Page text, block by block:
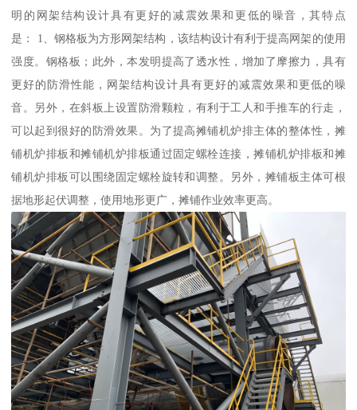
明的网架结构设计具有更好的减震效果和更低的噪音，其特点
是： 1、钢格板为方形网架结构，该结构设计有利于提高网架的使用
强度。钢格板；此外，本发明提高了透水性，增加了摩擦力，具有
更好的防滑性能，网架结构设计具有更好的减震效果和更低的噪
音。另外，在斜板上设置防滑颗粒，有利于工人和手推车的行走，
可以起到很好的防滑效果。为了提高摊铺机炉排主体的整体性，摊
铺机炉排板和摊铺机炉排板通过固定螺栓连接，摊铺机炉排板和摊
铺机炉排板可以围绕固定螺栓旋转和调整。另外，摊铺板主体可根
据地形起伏调整，使用地形更广，摊铺作业效率更高。